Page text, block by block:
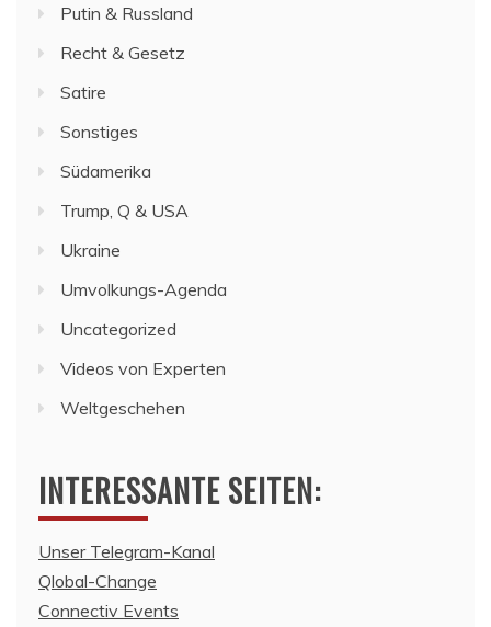
Putin & Russland
Recht & Gesetz
Satire
Sonstiges
Südamerika
Trump, Q & USA
Ukraine
Umvolkungs-Agenda
Uncategorized
Videos von Experten
Weltgeschehen
INTERESSANTE SEITEN:
Unser Telegram-Kanal
Qlobal-Change
Connectiv Events